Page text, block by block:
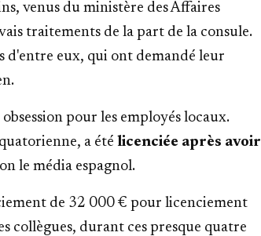
venus du ministère des Affaires
traitements de la part de la consule.
d'entre eux, qui ont demandé leur
pour les employés locaux.
a été licenciée après avoir
le média espagnol.
de 32 000 € pour licenciement
collègues, durant ces presque quatre